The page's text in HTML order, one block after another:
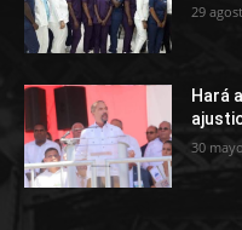
29
Hará
30